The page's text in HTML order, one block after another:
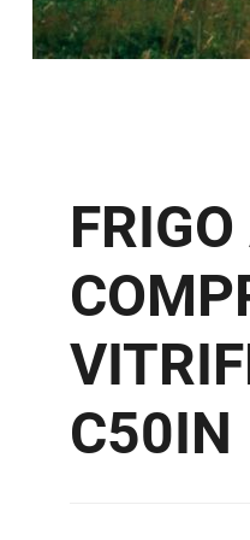
C50IN